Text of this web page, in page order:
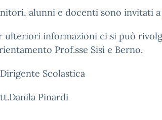
alunni e docenti sono invitati
ulteriori informazioni ci si può
Prof.sse Sisi e Berno.
Scolastica
Pinardi